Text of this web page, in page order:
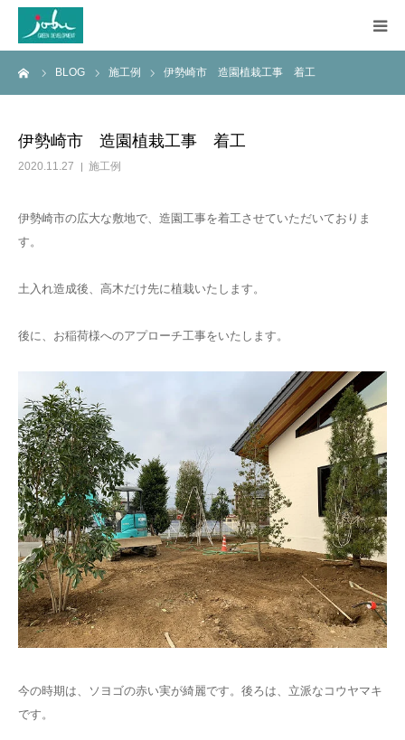
BLOG 施工例 伊勢崎市 造園植栽工事 着工
伊勢崎市 造園植栽工事 着工
2020.11.27 施工例
伊勢崎市の広大な敷地で、造園工事を着工させていただいておりま
す。
土入れ造成後、高木だけ先に植栽いたします。
後に、お稲荷様へのアプローチ工事をいたします。
今の時期は、ソヨゴの赤い実が綺麗です。後ろは、立派なコウヤマキ
です。
HOME
Q&A
BLOG
CONTACT US